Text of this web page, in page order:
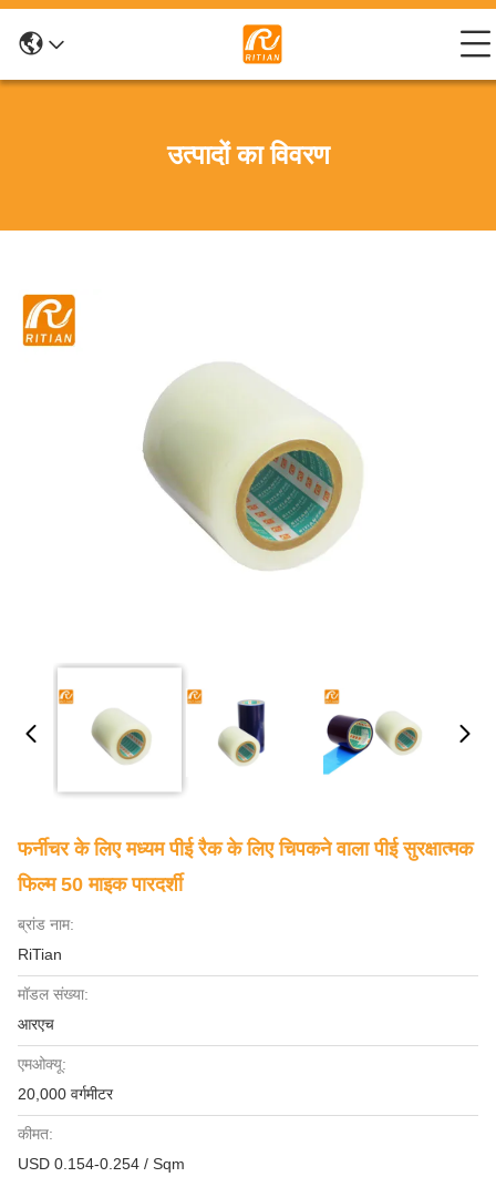
उत्पादों का विवरण
फर्नीचर के लिए मध्यम पीई रैक के लिए चिपकने वाला पीई सुरक्षात्मक
फिल्म 50 माइक पारदर्शी
ब्रांड नाम:
RiTian
मॉडल संख्या:
आरएच
एमओक्यू:
20,000 वर्गमीटर
कीमत:
USD 0.154-0.254 / Sqm